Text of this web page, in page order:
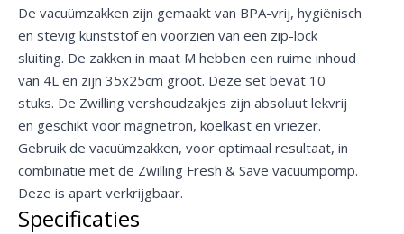
De vacuümzakken zijn gemaakt van BPA-vrij, hygiënisch
en stevig kunststof en voorzien van een zip-lock
sluiting. De zakken in maat M hebben een ruime inhoud
van 4L en zijn 35x25cm groot. Deze set bevat 10
stuks. De Zwilling vershoudzakjes zijn absoluut lekvrij
en geschikt voor magnetron, koelkast en vriezer.
Gebruik de vacuümzakken, voor optimaal resultaat, in
combinatie met de Zwilling Fresh & Save vacuümpomp.
Deze is apart verkrijgbaar.
Specificaties